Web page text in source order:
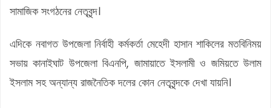
সামাজিক সংগঠনের নেতৃবৃন্দ।
এদিকে নবাগত উপজেলা নির্বাহী কর্মকর্তা মেহেদী হাসান শাকিলের মতবিনিময়
সভায় কানাইঘাট উপজেলা বিএনপি, জামায়াতে ইসলামী ও জমিয়তে উলাম
ইসলাম সহ অন্যান্য রাজনৈতিক দলের কোন নেতৃবৃন্দকে দেখা যায়নি।